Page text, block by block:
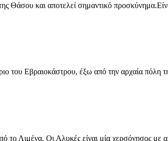
και αποτελεί σημαντικό
έξω από την αρχαία πόλη της
Λιμένα. Οι Αλυκές είναι μία χερσόνησος με